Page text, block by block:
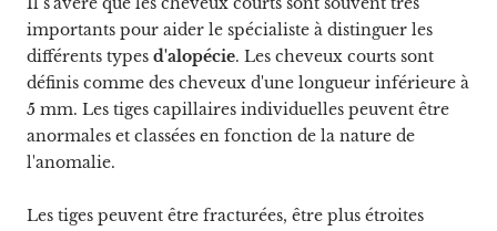
importants pour aider le spécialiste à distinguer les
différents types d'alopécie. Les cheveux courts sont
définis comme des cheveux d'une longueur inférieure à
5 mm. Les tiges capillaires individuelles peuvent être
anormales et classées en fonction de la nature de
l'anomalie.
Les tiges peuvent être fracturées, être plus étroites